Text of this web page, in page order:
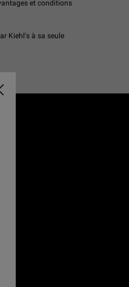
et conditions
Kiehl's à sa seule